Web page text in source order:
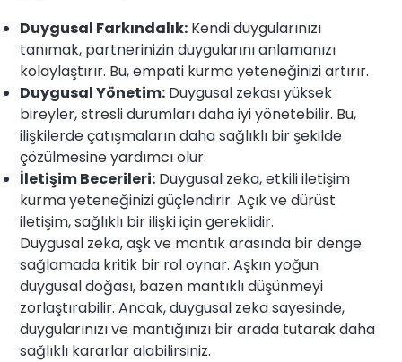
Duygusal Farkındalık: Kendi duygularınızı
tanımak, partnerinizin duygularını anlamanızı
kolaylaştırır. Bu, empati kurma yeteneğinizi artırır.
Duygusal Yönetim: Duygusal zekası yüksek
bireyler, stresli durumları daha iyi yönetebilir. Bu,
ilişkilerde çatışmaların daha sağlıklı bir şekilde
çözülmesine yardımcı olur.
İletişim Becerileri: Duygusal zeka, etkili iletişim
kurma yeteneğinizi güçlendirir. Açık ve dürüst
iletişim, sağlıklı bir ilişki için gereklidir.
Duygusal zeka, aşk ve mantık arasında bir denge
sağlamada kritik bir rol oynar. Aşkın yoğun
duygusal doğası, bazen mantıklı düşünmeyi
zorlaştırabilir. Ancak, duygusal zeka sayesinde,
duygularınızı ve mantığınızı bir arada tutarak daha
sağlıklı kararlar alabilirsiniz.